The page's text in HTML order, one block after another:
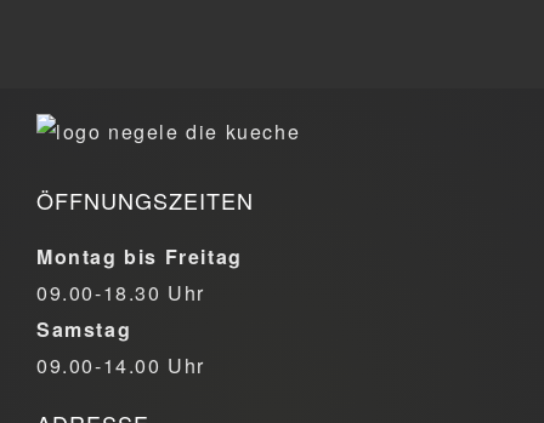
ÖFFNUNGSZEITEN
Montag bis Freitag
09.00-18.30 Uhr
Samstag
09.00-14.00 Uhr